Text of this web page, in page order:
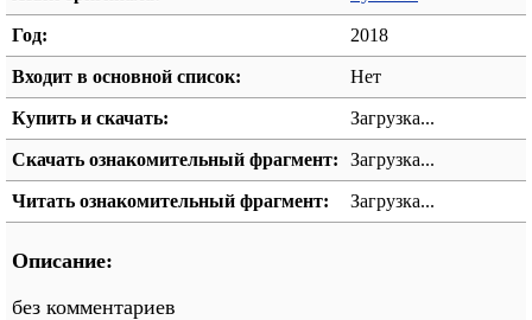
Год: 2018
Входит в основной список: Нет
Купить и скачать: Загрузка...
Скачать ознакомительный фрагмент: Загрузка...
Читать ознакомительный фрагмент: Загрузка...
Описание:
без комментариев